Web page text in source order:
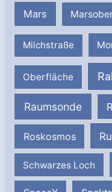
Mars
Milchstraße
Oberfläche
Raumsonde
Roskosmos
Schwarzes Loch